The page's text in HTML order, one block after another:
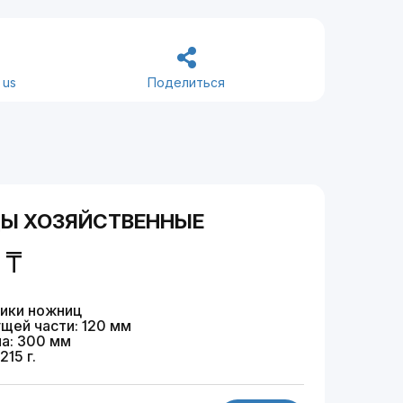
Поделиться
ХОЗЯЙСТВЕННЫЕ
₸
ножниц
части: 120 мм
300 мм
г.